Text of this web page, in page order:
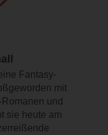
Fantasy-
mit
und
sie heute am